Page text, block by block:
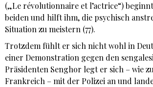
(„Le révolutionnaire et l’actrice“)
beiden und hilft ihm, die psychisch
Situation zu meistern (77).
Trotzdem fühlt er sich nicht wohl in
einer Demonstration gegen den
Präsidenten Senghor legt er sich – wie
Frankreich – mit der Polizei an und